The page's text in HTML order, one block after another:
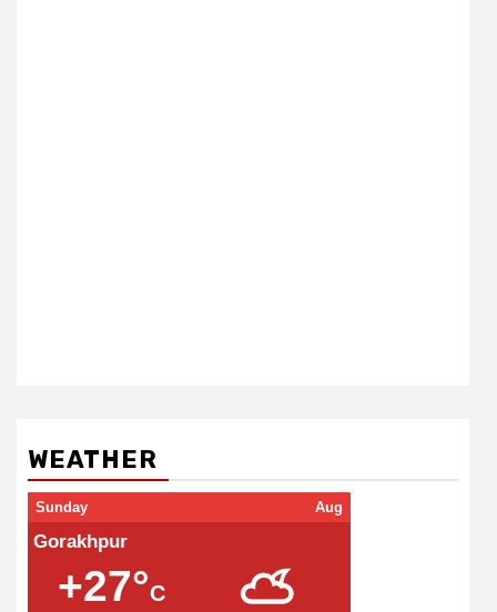
WEATHER
Sunday Aug
Gorakhpur
+27°C